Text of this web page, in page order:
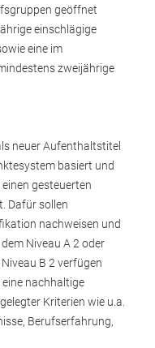
geöffnet
einschlägige
eine im
zweijährige
neuer Aufenthaltstitel
basiert und
gesteuerten
Dafür sollen
nachweisen und
Niveau A 2 oder
B 2 verfügen
nachhaltige
Kriterien wie u.a.
Berufserfahrung,